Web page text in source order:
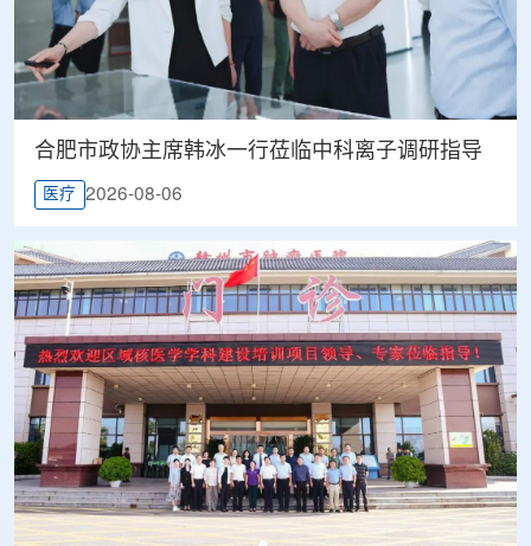
合肥市政协主席韩冰一行莅临中科离子调研指导
医疗 2026-08-06